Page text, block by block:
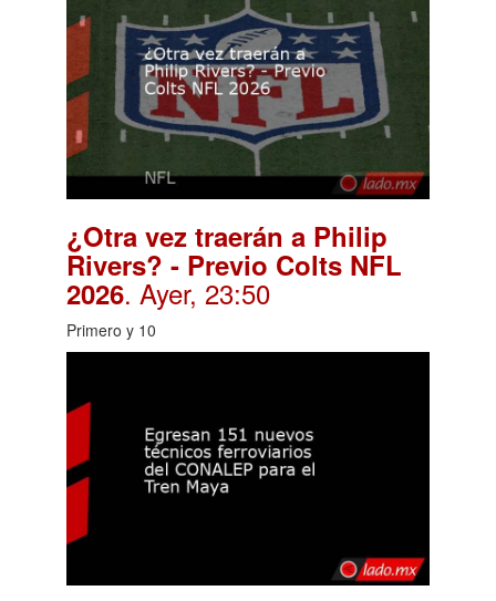
¿Otra vez traerán a Philip
Rivers? - Previo Colts NFL
2026. Ayer, 23:50
Primero y 10